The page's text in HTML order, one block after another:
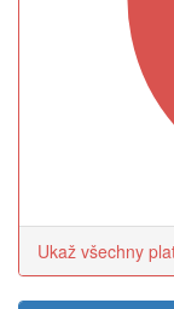
Ukaž všechny